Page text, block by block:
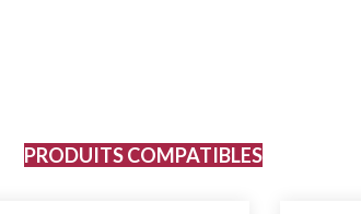
PRODUITS COMPATIBLES